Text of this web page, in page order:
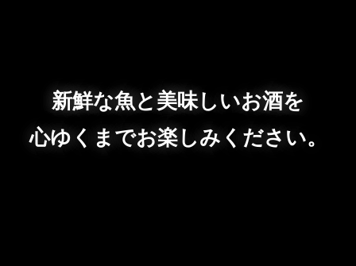
新鮮な魚と美味しいお酒を
心ゆくまでお楽しみください。